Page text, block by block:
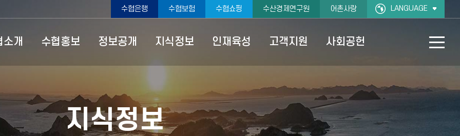
수협은행 수협보험 수협쇼핑 수산경제연구원 어촌사랑 LANGUAGE
소개 수협홍보 정보공개 지식정보 인재육성 고객지원 사회공헌
지식정보